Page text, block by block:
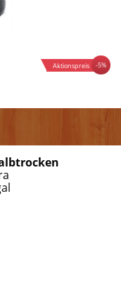
-5%
Aktionspreis